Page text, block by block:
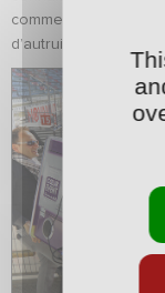
comme le handicap,
d’autrui…